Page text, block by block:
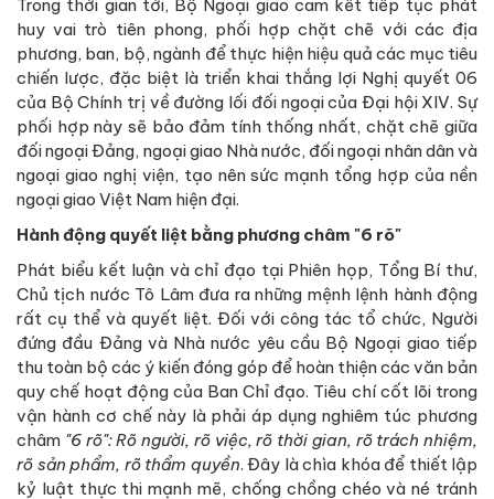
Trong thời gian tới, Bộ Ngoại giao cam kết tiếp tục phát
huy vai trò tiên phong, phối hợp chặt chẽ với các địa
phương, ban, bộ, ngành để thực hiện hiệu quả các mục tiêu
chiến lược, đặc biệt là triển khai thắng lợi Nghị quyết 06
của Bộ Chính trị về đường lối đối ngoại của Đại hội XIV. Sự
phối hợp này sẽ bảo đảm tính thống nhất, chặt chẽ giữa
đối ngoại Đảng, ngoại giao Nhà nước, đối ngoại nhân dân và
ngoại giao nghị viện, tạo nên sức mạnh tổng hợp của nền
ngoại giao Việt Nam hiện đại.
Hành động quyết liệt bằng phương châm "6 rõ"
Phát biểu kết luận và chỉ đạo tại Phiên họp, Tổng Bí thư,
Chủ tịch nước Tô Lâm đưa ra những mệnh lệnh hành động
rất cụ thể và quyết liệt. Đối với công tác tổ chức, Người
đứng đầu Đảng và Nhà nước yêu cầu Bộ Ngoại giao tiếp
thu toàn bộ các ý kiến đóng góp để hoàn thiện các văn bản
quy chế hoạt động của Ban Chỉ đạo. Tiêu chí cốt lõi trong
vận hành cơ chế này là phải áp dụng nghiêm túc phương
châm "6 rõ": Rõ người, rõ việc, rõ thời gian, rõ trách nhiệm,
rõ sản phẩm, rõ thẩm quyền. Đây là chìa khóa để thiết lập
kỷ luật thực thi mạnh mẽ, chống chồng chéo và né tránh